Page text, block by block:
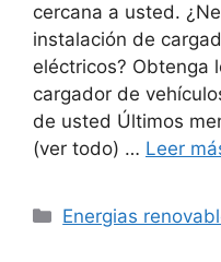
cercana a usted.
instalación de
eléctricos? Obtenga
cargador de
de usted Últimos
(ver todo) … Leer
Categorías
Energias